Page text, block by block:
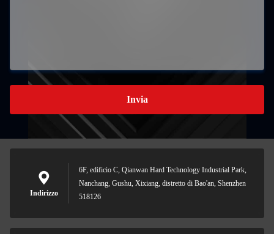
Invia
Indirizzo
6F, edificio C, Qianwan Hard Technology Industrial Park,
Nanchang, Gushu, Xixiang, distretto di Bao'an, Shenzhen
518126